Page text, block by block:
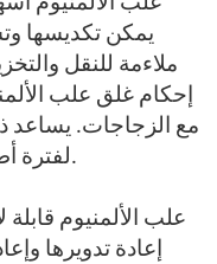
علب الألمنيوم
يمكن تكديسها
ملاءمة للنقل
إحكام غلق علب
مع الزجاجات. يساعد
لفترة أطول والحفاظ على مذاقها وجودتها.
علب الألمنيوم قابلة
إعادة تدويرها